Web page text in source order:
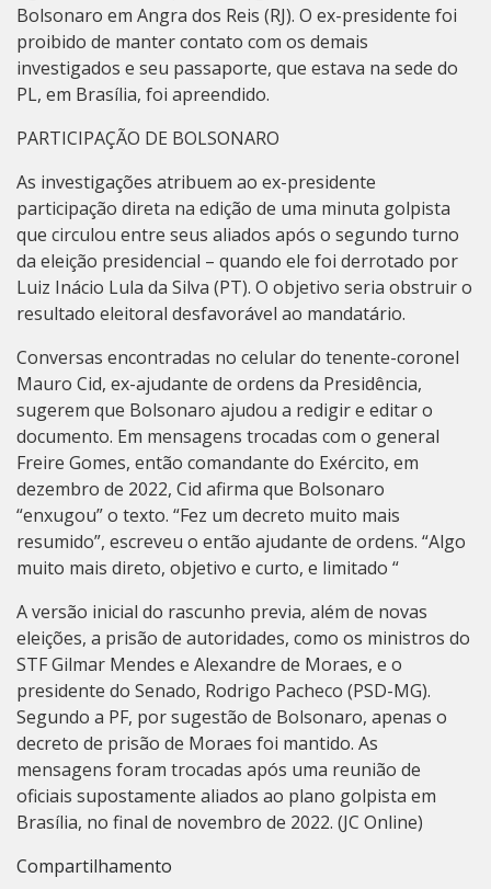
Bolsonaro em Angra dos Reis (RJ). O ex-presidente foi
proibido de manter contato com os demais
investigados e seu passaporte, que estava na sede do
PL, em Brasília, foi apreendido.
PARTICIPAÇÃO DE BOLSONARO
As investigações atribuem ao ex-presidente
participação direta na edição de uma minuta golpista
que circulou entre seus aliados após o segundo turno
da eleição presidencial – quando ele foi derrotado por
Luiz Inácio Lula da Silva (PT). O objetivo seria obstruir o
resultado eleitoral desfavorável ao mandatário.
Conversas encontradas no celular do tenente-coronel
Mauro Cid, ex-ajudante de ordens da Presidência,
sugerem que Bolsonaro ajudou a redigir e editar o
documento. Em mensagens trocadas com o general
Freire Gomes, então comandante do Exército, em
dezembro de 2022, Cid afirma que Bolsonaro
“enxugou” o texto. “Fez um decreto muito mais
resumido”, escreveu o então ajudante de ordens. “Algo
muito mais direto, objetivo e curto, e limitado “
A versão inicial do rascunho previa, além de novas
eleições, a prisão de autoridades, como os ministros do
STF Gilmar Mendes e Alexandre de Moraes, e o
presidente do Senado, Rodrigo Pacheco (PSD-MG).
Segundo a PF, por sugestão de Bolsonaro, apenas o
decreto de prisão de Moraes foi mantido. As
mensagens foram trocadas após uma reunião de
oficiais supostamente aliados ao plano golpista em
Brasília, no final de novembro de 2022. (JC Online)
Compartilhamento